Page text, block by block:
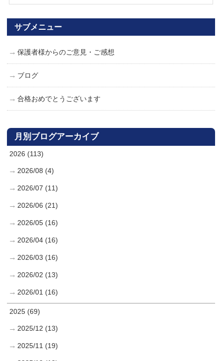
サブメニュー
保護者様からのご意見・ご感想
ブログ
合格おめでとうございます
月別ブログアーカイブ
2026 (113)
2026/08 (4)
2026/07 (11)
2026/06 (21)
2026/05 (16)
2026/04 (16)
2026/03 (16)
2026/02 (13)
2026/01 (16)
2025 (69)
2025/12 (13)
2025/11 (19)